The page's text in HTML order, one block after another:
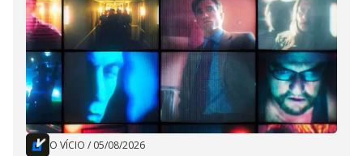
O VÍCIO / 05/08/2026